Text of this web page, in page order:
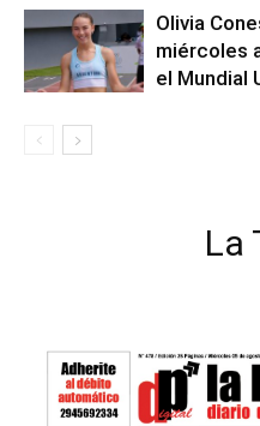
Olivia
miércoles
el Mundial
La